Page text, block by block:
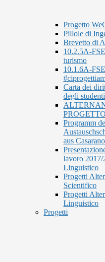
Progetto
Pillole di
Brevetto di
10.2.5A-
turismo
10.1.6A-
Carta dei
degli
Programm
aus
lavoro
Linguistico
Progetti
Scientifico
Progetti
Linguistico
Progetti